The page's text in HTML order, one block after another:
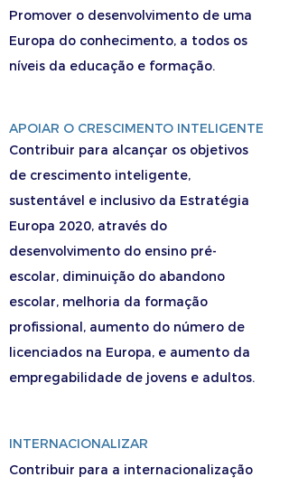
Promover o desenvolvimento de uma
Europa do conhecimento, a todos os
níveis da educação e formação.
APOIAR O CRESCIMENTO INTELIGENTE
Contribuir para alcançar os objetivos
de crescimento inteligente,
sustentável e inclusivo da Estratégia
Europa 2020, através do
desenvolvimento do ensino pré-
escolar, diminuição do abandono
escolar, melhoria da formação
profissional, aumento do número de
licenciados na Europa, e aumento da
empregabilidade de jovens e adultos.
INTERNACIONALIZAR
Contribuir para a internacionalização